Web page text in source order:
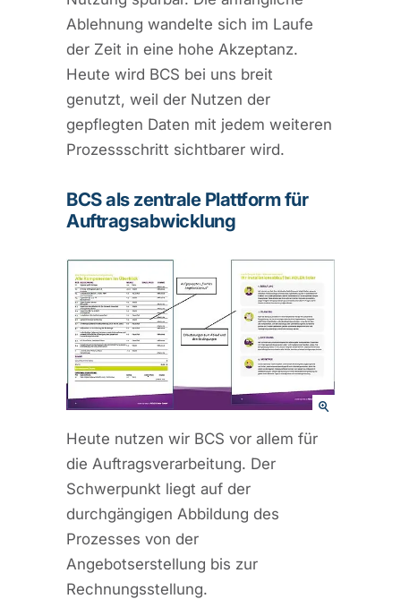
Ablehnung wandelte sich im Laufe
der Zeit in eine hohe Akzeptanz.
Heute wird BCS bei uns breit
genutzt, weil der Nutzen der
gepflegten Daten mit jedem weiteren
Prozessschritt sichtbarer wird.
BCS als zentrale Plattform für
Auftragsabwicklung
Heute nutzen wir BCS vor allem für
die Auftragsverarbeitung. Der
Schwerpunkt liegt auf der
durchgängigen Abbildung des
Prozesses von der
Angebotserstellung bis zur
Rechnungsstellung.